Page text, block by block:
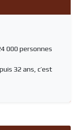
000 personnes
32 ans, c’est